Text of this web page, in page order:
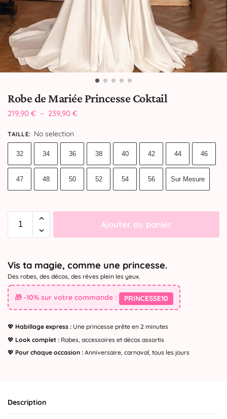
Robe de Mariée Princesse Coktail
219,90 € – 239,90 €
TAILLE: No selection
32 34 36 38 40 42 44 46
47 48 50 52 54 56 Sur Mesure
Ajouter au panier
Vis ta magie, comme une princesse.
Des robes, des décos, des rêves plein les yeux.
🎁 -10% sur votre commande : PRINCESSE10
💖 Habillage express : Une princesse prête en 2 minutes
💖 Look complet : Robes, accessoires et décos assortis
💖 Pour chaque occasion : Anniversaire, carnaval, tous les jours
Description